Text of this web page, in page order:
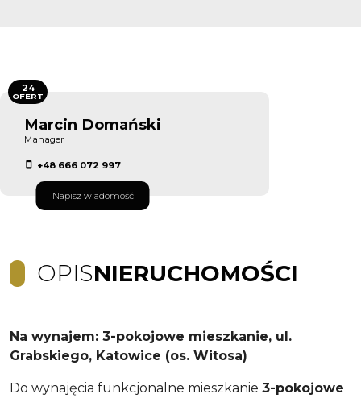
Marcin Domański
Manager
+48 666 072 997
Napisz wiadomość
24
OFERT
OPISNIERUCHOMOŚCI
Na wynajem: 3-pokojowe mieszkanie, ul.
Grabskiego, Katowice (os. Witosa)
Do wynajęcia funkcjonalne mieszkanie 3-pokojowe